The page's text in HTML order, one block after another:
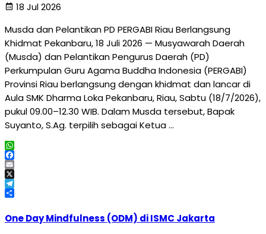
18 Jul 2026
Musda dan Pelantikan PD PERGABI Riau Berlangsung
Khidmat Pekanbaru, 18 Juli 2026 — Musyawarah Daerah
(Musda) dan Pelantikan Pengurus Daerah (PD)
Perkumpulan Guru Agama Buddha Indonesia (PERGABI)
Provinsi Riau berlangsung dengan khidmat dan lancar di
Aula SMK Dharma Loka Pekanbaru, Riau, Sabtu (18/7/2026),
pukul 09.00–12.30 WIB. Dalam Musda tersebut, Bapak
Suyanto, S.Ag. terpilih sebagai Ketua …
WhatsApp
Facebook
Email
X
Telegram
One Day Mindfulness (ODM) di ISMC Jakarta